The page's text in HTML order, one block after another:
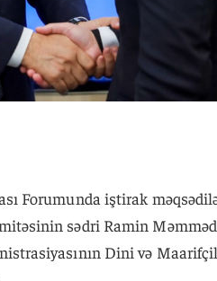
Forumunda iştirak
sədri Ramin
Dini və